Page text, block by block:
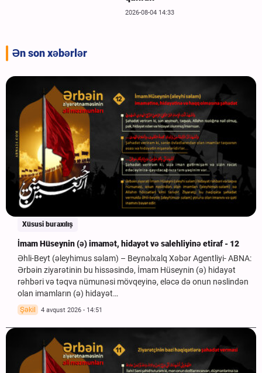
2026-08-04 14:33
Ən son xəbərlər
Xüsusi buraxılış
İmam Hüseynin (ə) imamət, hidayət və salehliyinə etiraf - 12
Əhli-Beyt (əleyhimus səlam) – Beynəlxalq Xəbər Agentliyi- ABNA:
Ərbəin ziyarətinin bu hissəsində, İmam Hüseynin (ə) hidayət
rəhbəri və təqva nümunəsi mövqeyinə, eləcə də onun nəslindən
olan imamların (ə) hidayət…
Şəkil 4 avqust 2026 - 14:51